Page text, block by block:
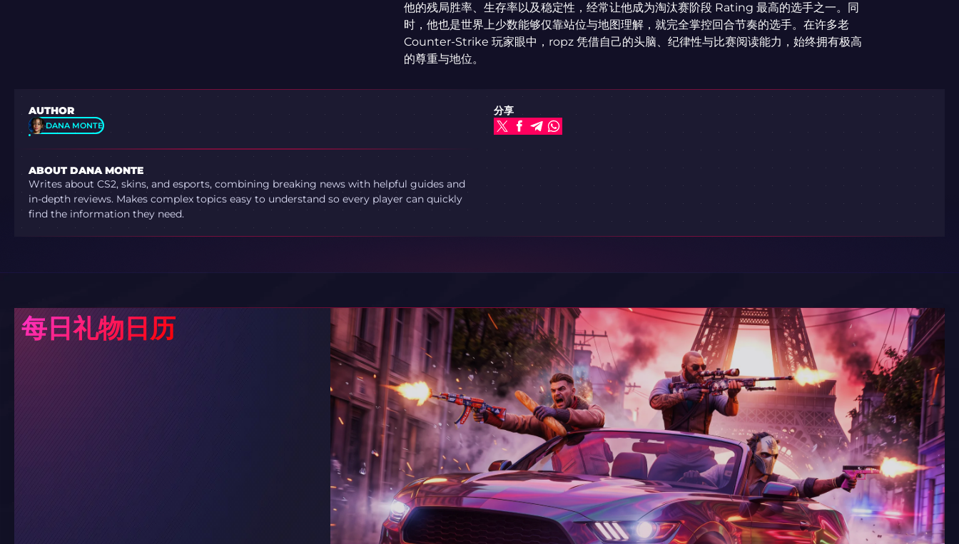
他的残局胜率、生存率以及稳定性，经常让他成为淘汰赛阶段 Rating 最高的选手之一。同
时，他也是世界上少数能够仅靠站位与地图理解，就完全掌控回合节奏的选手。在许多老
Counter-Strike 玩家眼中，ropz 凭借自己的头脑、纪律性与比赛阅读能力，始终拥有极高
的尊重与地位。
AUTHOR
DANA MONTE
ABOUT DANA MONTE
Writes about CS2, skins, and esports, combining breaking news with helpful guides and
in-depth reviews. Makes complex topics easy to understand so every player can quickly
find the information they need.
分享
每日礼物日历